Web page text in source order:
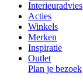
Interieuradvies
Acties
Winkels
Merken
Inspiratie
Outlet
Plan je bezoek